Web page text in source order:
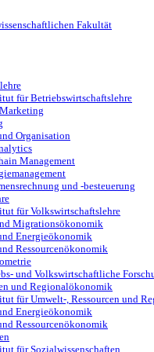
für Betriebswirtschaftslehre
Organisation
Management
und -besteuerung
für Volkswirtschaftslehre
Migrationsökonomik
Energieökonomik
Ressourcenökonomik
und Volkswirtschaftliche
und Regionalökonomik
für Umwelt-, Ressourcen und
Energieökonomik
Ressourcenökonomik
für Sozialwissenschaften